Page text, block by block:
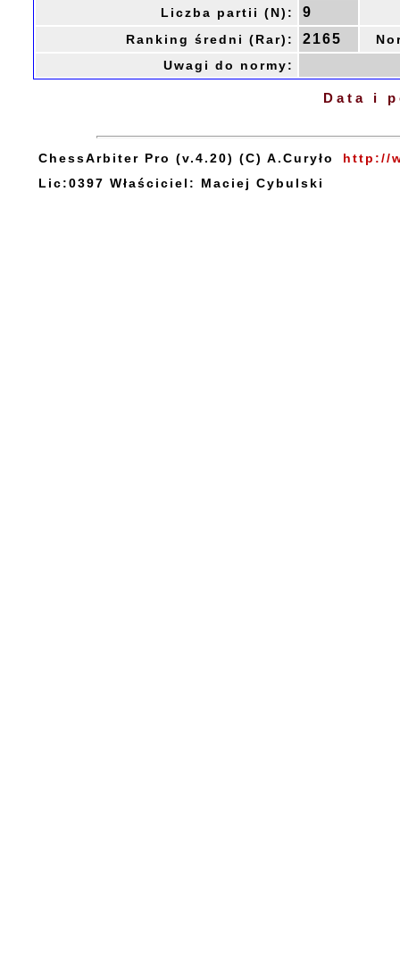
Liczba partii (N): 9
Ranking średni (Rar): 2165
Uwagi do normy:
Data i
ChessArbiter Pro (v.4.20) (C) A.Curyło
http://
Lic:0397 Właściciel: Maciej Cybulski